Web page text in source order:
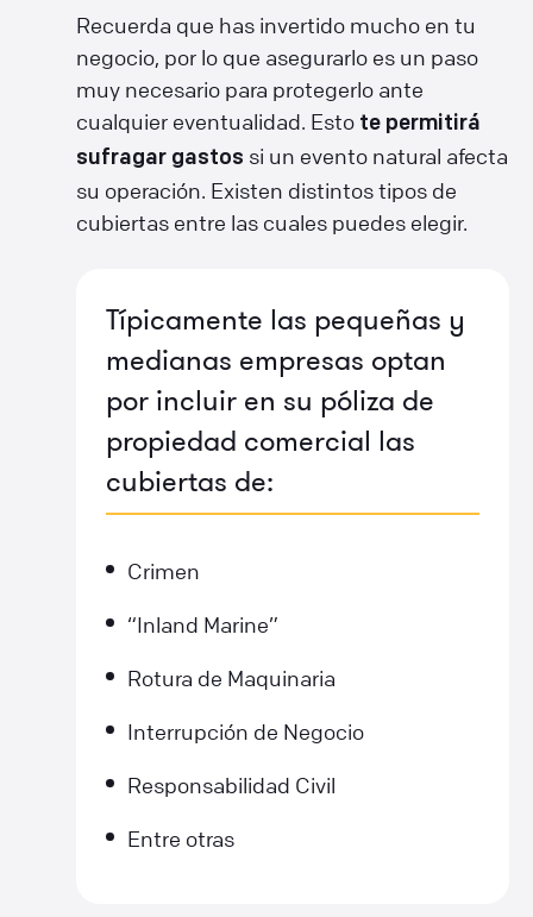
Recuerda que has invertido mucho en tu
negocio, por lo que asegurarlo es un paso
muy necesario para protegerlo ante
cualquier eventualidad. Esto te permitirá
sufragar gastos si un evento natural afecta
su operación. Existen distintos tipos de
cubiertas entre las cuales puedes elegir.
Típicamente las pequeñas y
medianas empresas optan
por incluir en su póliza de
propiedad comercial las
cubiertas de:
Crimen
“Inland Marine”
Rotura de Maquinaria
Interrupción de Negocio
Responsabilidad Civil
Entre otras